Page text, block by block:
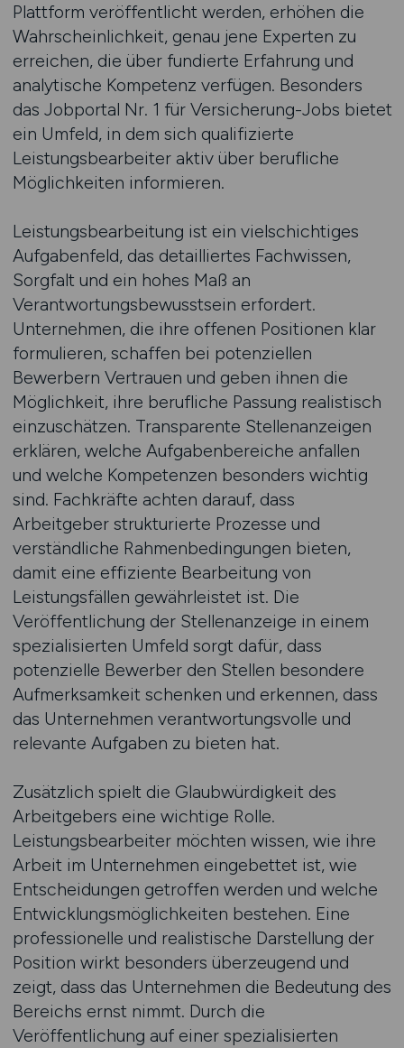
Plattform veröffentlicht werden, erhöhen die
Wahrscheinlichkeit, genau jene Experten zu
erreichen, die über fundierte Erfahrung und
analytische Kompetenz verfügen. Besonders
das Jobportal Nr. 1 für Versicherung-Jobs bietet
ein Umfeld, in dem sich qualifizierte
Leistungsbearbeiter aktiv über berufliche
Möglichkeiten informieren.
Leistungsbearbeitung ist ein vielschichtiges
Aufgabenfeld, das detailliertes Fachwissen,
Sorgfalt und ein hohes Maß an
Verantwortungsbewusstsein erfordert.
Unternehmen, die ihre offenen Positionen klar
formulieren, schaffen bei potenziellen
Bewerbern Vertrauen und geben ihnen die
Möglichkeit, ihre berufliche Passung realistisch
einzuschätzen. Transparente Stellenanzeigen
erklären, welche Aufgabenbereiche anfallen
und welche Kompetenzen besonders wichtig
sind. Fachkräfte achten darauf, dass
Arbeitgeber strukturierte Prozesse und
verständliche Rahmenbedingungen bieten,
damit eine effiziente Bearbeitung von
Leistungsfällen gewährleistet ist. Die
Veröffentlichung der Stellenanzeige in einem
spezialisierten Umfeld sorgt dafür, dass
potenzielle Bewerber den Stellen besondere
Aufmerksamkeit schenken und erkennen, dass
das Unternehmen verantwortungsvolle und
relevante Aufgaben zu bieten hat.
Zusätzlich spielt die Glaubwürdigkeit des
Arbeitgebers eine wichtige Rolle.
Leistungsbearbeiter möchten wissen, wie ihre
Arbeit im Unternehmen eingebettet ist, wie
Entscheidungen getroffen werden und welche
Entwicklungsmöglichkeiten bestehen. Eine
professionelle und realistische Darstellung der
Position wirkt besonders überzeugend und
zeigt, dass das Unternehmen die Bedeutung des
Bereichs ernst nimmt. Durch die
Veröffentlichung auf einer spezialisierten